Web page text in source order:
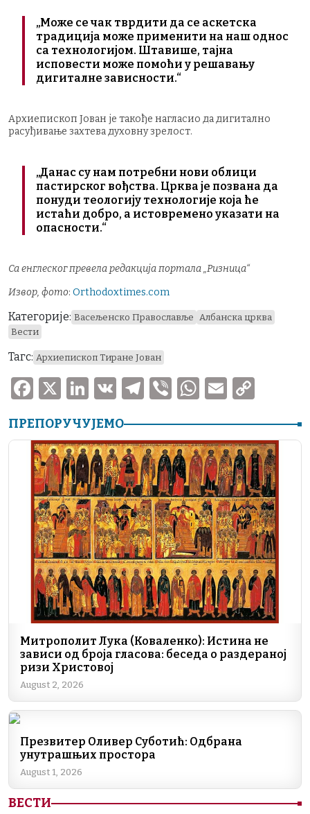
„Може се чак тврдити да се аскетска
традиција може применити на наш однос
са технологијом. Штавише, тајна
исповести може помоћи у решавању
дигиталне зависности.“
Архиепископ Јован је такође нагласио да дигитално
расуђивање захтева духовну зрелост.
„Данас су нам потребни нови облици
пастирског вођства. Црква је позвана да
понуди теологију технологије која ће
истаћи добро, а истовремено указати на
опасности.“
Са енглеског превела редакција портала „Ризница“
Извор, фото: Оrthodoxtimes.com
Категорије: Васељенско Православље
Албанска црква
Вести
Тагс: Архиепископ Тиране Јован
F
c
e
b
o
o
k
X
Li
k
e
dI
n
V
T
e
gr
a
m
V
er
W
at
s
A
p
p
E
ai
l
p
y
Li
n
k
ПРЕПОРУЧУЈЕМО
Митрополит Лука (Коваленко): Истина не
зависи од броја гласова: беседа о раздераној
ризи Христовој
August 2, 2026
Презвитер Оливер Суботић: Одбрана
унутрашњих простора
August 1, 2026
ВЕСТИ